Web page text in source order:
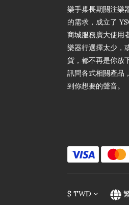
樂手巢長期關注樂
的需求，成立了
商城服務廣大使用
樂器行選擇太少，
貨，都不再是你放
訊問各式相關產品
到你想要的聲音。
$ TWD